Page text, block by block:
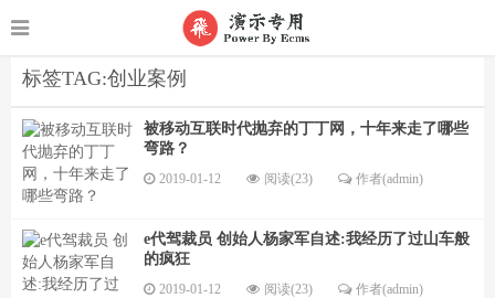
标签TAG:创业案例
被移动互联时代抛弃的丁丁网，十年来走了哪些
弯路？
2019-01-12 阅读(23) 作者(admin)
e代驾裁员 创始人杨家军自述:我经历了过山车般
的疯狂
2019-01-12 阅读(23) 作者(admin)